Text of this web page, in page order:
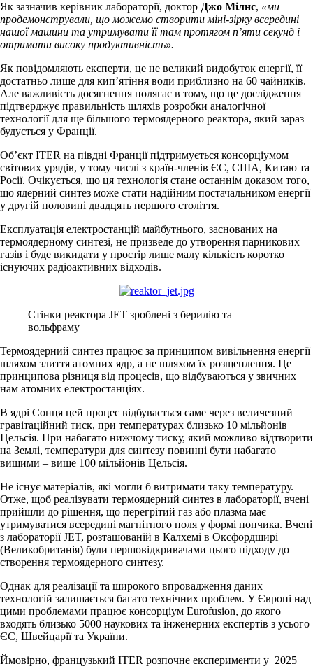
Як зазначив керівник лабораторії, доктор Джо Мілнс, «ми
продемонстрували, що можемо створити міні-зірку всередині
нашої машини та утримувати її там протягом п’яти секунд і
отримати високу продуктивність».
Як повідомляють експерти, це не великий видобуток енергії, її
достатньо лише для кип’ятіння води приблизно на 60 чайників.
Але важливість досягнення полягає в тому, що це дослідження
підтверджує правильність шляхів розробки аналогічної
технології для ще більшого термоядерного реактора, який зараз
будується у Франції.
Об’єкт ITER на півдні Франції підтримується консорціумом
світових урядів, у тому числі з країн-членів ЄС, США, Китаю та
Росії. Очікується, що ця технологія стане останнім доказом того,
що ядерний синтез може стати надійним постачальником енергії
у другій половині двадцять першого століття.
Експлуатація електростанцій майбутнього, заснованих на
термоядерному синтезі, не призведе до утворення парникових
газів і буде викидати у простір лише малу кількість коротко
існуючих радіоактивних відходів.
Стінки реактора JET зроблені з берилію та
вольфраму
Термоядерний синтез працює за принципом вивільнення енергії
шляхом злиття атомних ядр, а не шляхом їх розщеплення. Це
принципова різниця від процесів, що відбуваються у звичних
нам атомних електростанціях.
В ядрі Сонця цей процес відбувається саме через величезний
гравітаційний тиск, при температурах близько 10 мільйонів
Цельсія. При набагато нижчому тиску, який можливо відтворити
на Землі, температури для синтезу повинні бути набагато
вищими – вище 100 мільйонів Цельсія.
Не існує матеріалів, які могли б витримати таку температуру.
Отже, щоб реалізувати термоядерний синтез в лабораторії, вчені
прийшли до рішення, що перегрітий газ або плазма має
утримуватися всередині магнітного поля у формі пончика. Вчені
з лабораторії JET, розташованій в Калхемі в Оксфордширі
(Великобританія) були першовідкривачами цього підходу до
створення термоядерного синтезу.
Однак для реалізації та широкого впровадження даних
технологій залишається багато технічних проблем. У Європі над
цими проблемами працює консорціум Eurofusion, до якого
входять близько 5000 наукових та інженерних експертів з усього
ЄС, Швейцарії та України.
Ймовірно, французький ITER розпочне експерименти у 2025